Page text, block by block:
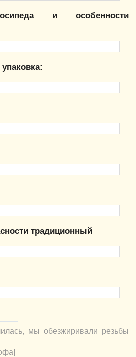
и особенности
традиционный
мы обезжиривали резьбы